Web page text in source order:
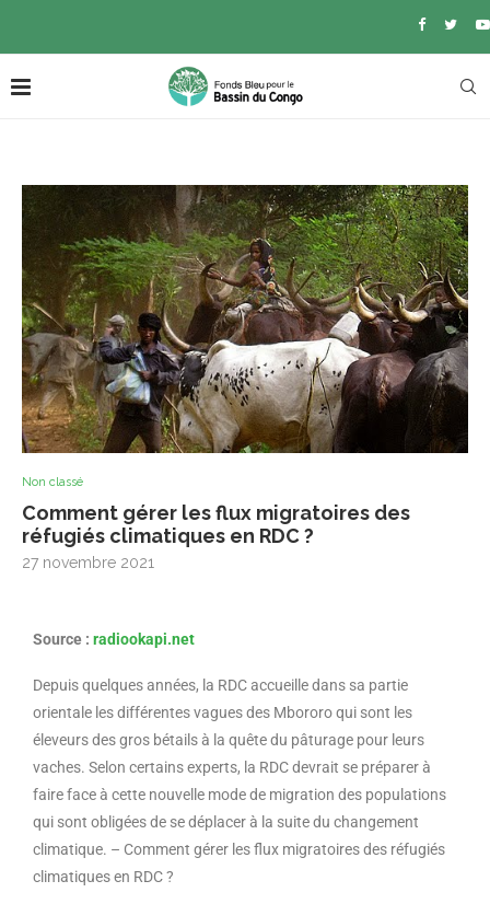
Non classé
Comment gérer les flux migratoires des
réfugiés climatiques en RDC ?
27 novembre 2021
Source : radiookapi.net
Depuis quelques années, la RDC accueille dans sa partie
orientale les différentes vagues des Mbororo qui sont les
éleveurs des gros bétails à la quête du pâturage pour leurs
vaches. Selon certains experts, la RDC devrait se préparer à
faire face à cette nouvelle mode de migration des populations
qui sont obligées de se déplacer à la suite du changement
climatique. – Comment gérer les flux migratoires des réfugiés
climatiques en RDC ?